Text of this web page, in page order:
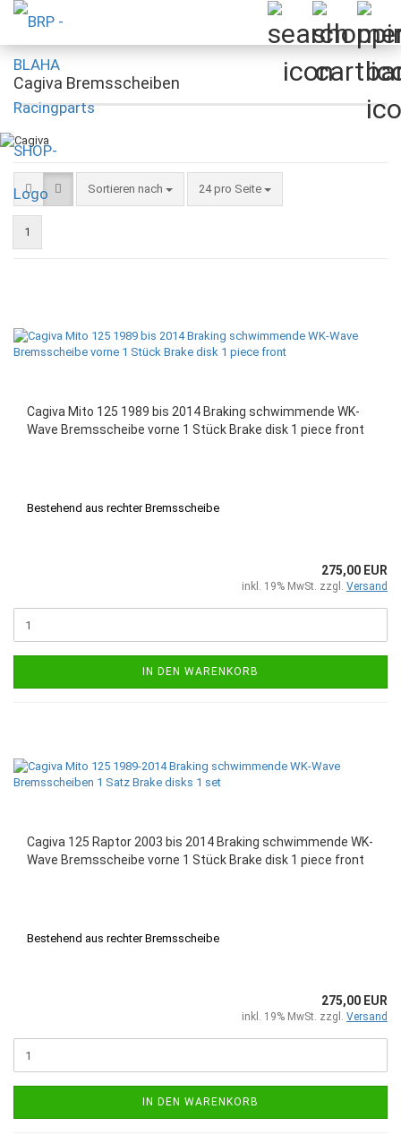
Cagiva Bremsscheiben
Sortieren nach
Sortieren nach 24 pro Seite
pro Seite
1
Cagiva Mito 125 1989 bis 2014 Braking schwimmende WK-
Wave Bremsscheibe vorne 1 Stück Brake disk 1 piece front
Bestehend aus rechter Bremsscheibe
275,00 EUR
inkl. 19% MwSt. zzgl. Versand
IN DEN WARENKORB
Cagiva 125 Raptor 2003 bis 2014 Braking schwimmende WK-
Wave Bremsscheibe vorne 1 Stück Brake disk 1 piece front
Bestehend aus rechter Bremsscheibe
275,00 EUR
inkl. 19% MwSt. zzgl. Versand
IN DEN WARENKORB